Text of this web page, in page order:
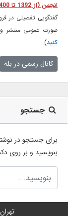
انجمن (از 1392 تا 1400)
صورت عمومی منتشر و
کنید).
کانال رسمی در بله
جستجو
برای جستجو در
بنویسید و بر روی